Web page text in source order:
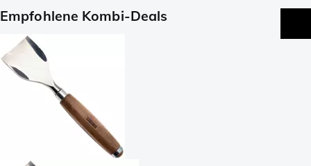
Empfohlene Kombi-Deals